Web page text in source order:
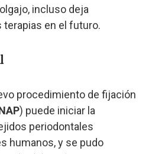
incluso deja
en el futuro.
procedimiento de fijación
) puede iniciar la
periodontales
humanos, y se pudo